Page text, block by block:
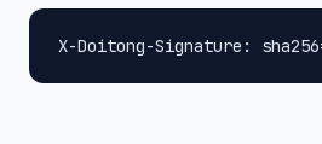
X-Doitong-Signature: